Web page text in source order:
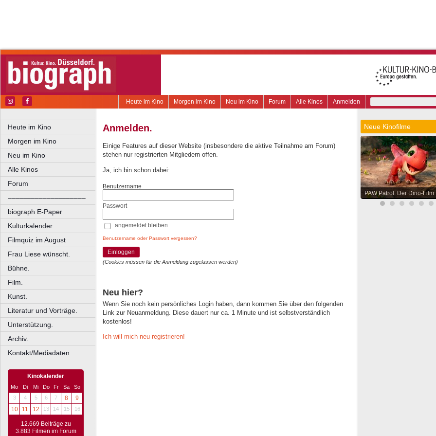
Anmelden
Alle Kinos
Forum
Neu im Kino
Morgen im Kino
Heute im Kino
Heute im Kino
Morgen im Kino
Neu im Kino
Alle Kinos
Forum
––––––––––––––––––––
biograph E-Paper
Kulturkalender
Filmquiz im August
Frau Liese wünscht.
Bühne.
Film.
Kunst.
Literatur und Vorträge.
Unterstützung.
Archiv.
Kontakt/Mediadaten
Kinokalender
Mo Di Mi Do Fr Sa
So
3
4 5 6 7 8
9
10
11 12 13 14 15 16
12.669 Beiträge zu
3.883 Filmen im Forum
Anmelden.
Einige Features auf dieser Website (insbesondere die aktive Teilnahme am Forum)
stehen nur registrierten Mitgliedern offen.
Ja, ich bin schon dabei:
Benutzername
Passwort
angemeldet bleiben
Benutzername oder Passwort vergessen?
Einloggen
(Cookies müssen für die Anmeldung zugelassen werden)
Neu hier?
Wenn Sie noch kein persönliches Login haben, dann kommen Sie über den folgenden
Link zur Neuanmeldung. Diese dauert nur ca. 1 Minute und ist selbstverständlich
kostenlos!
Ich will mich neu registrieren!
Neue Kinofilme
PAW Patrol: Der Dino-Film